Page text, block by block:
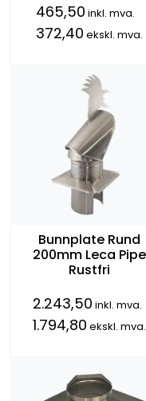
465,50 inkl. mva.
372,40 ekskl. mva.
Bunnplate Rund
200mm Leca Pipe
Rustfri
2.243,50 inkl. mva.
1.794,80 ekskl. mva.